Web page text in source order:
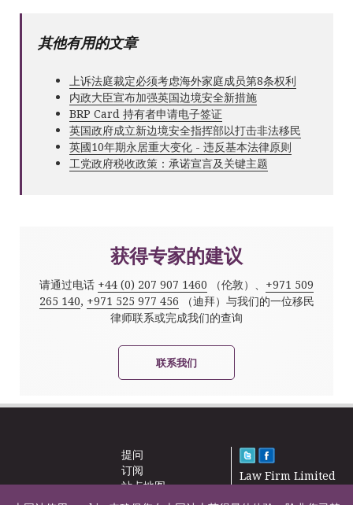
其他有用的文章
上诉法庭裁定必须考虑海外家庭成员第8条权利
内政大臣宣布加强英国边境安全新措施
BRP Card 持有者申请电子签证
英国政府成立新边境安全指挥部以打击非法移民
英國10年期永居重大变化 - 违反基本法律原则
工党政府税收政策：承诺宣言及关键主题
获得专家的建议
请通过电话 +44 (0) 207 907 1460 （伦敦）、 +971 509
265 140, +971 525 977 456 （迪拜）与我们的一位移民
律师联系或完成我们的查询
联系我们
提问
订阅
站点地图
新闻
Law Firm Limited